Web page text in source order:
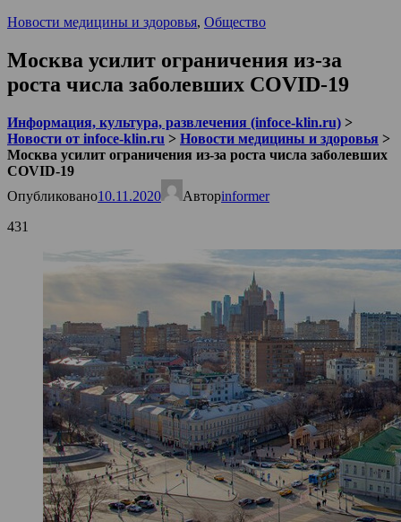
Новости медицины и здоровья, Общество
Москва усилит ограничения из-за
роста числа заболевших COVID-19
Информация, культура, развлечения (infoce-klin.ru) >
Новости от infoce-klin.ru > Новости медицины и здоровья >
Москва усилит ограничения из-за роста числа заболевших
COVID-19
Опубликовано10.11.2020 Авторinformer
431